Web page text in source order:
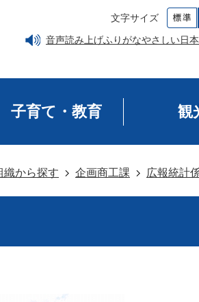
文字サイズ
音声読み上げふりがなやさしい日
子育て・教育 観
織から探す 企画商工課 広報統計